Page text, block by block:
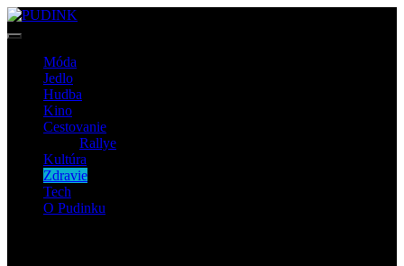
Móda
Jedlo
Hudba
Kino
Cestovanie
Rallye
Kultúra
Zdravie
Tech
O Pudinku